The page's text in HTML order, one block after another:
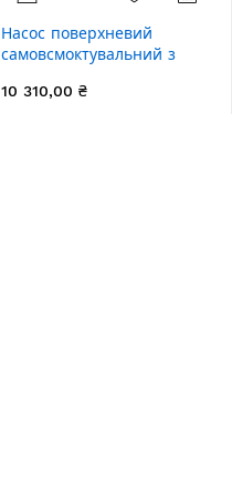
Насос поверхневий
самовсмоктувальний з
Alliance SJETS-100NT 0,75
10 310,00 ₴